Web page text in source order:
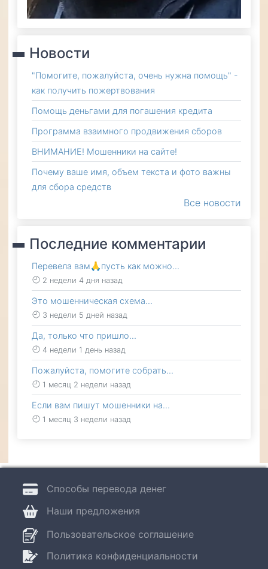
Новости
"Помогите, пожалуйста, очень нужна помощь" -
как получить пожертвования
Помощь деньгами для погашения кредита
Программа взаимного продвижения сборов
ВНИМАНИЕ! Мошенники на сайте!
Почему ваше имя, объем текста и фото важны
для сбора средств
Все новости
Последние комментарии
Перевела вам🙏пусть как можно…
2 недели 4 дня назад
Это мошенническая схема…
3 недели 5 дней назад
Да, только что пришло…
4 недели 1 день назад
Пожалуйста, помогите собрать…
1 месяц 2 недели назад
Если вам пишут мошенники на…
1 месяц 3 недели назад
Пользовательское соглашение
Политика конфиденциальности
Способы перевода денег
Наши предложения